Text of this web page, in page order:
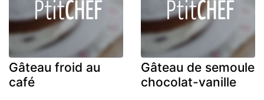
Gâteau froid au
café
Gâteau de semoule
chocolat-vanille